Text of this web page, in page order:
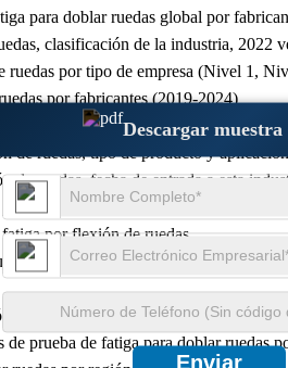
Descargar
Enviar
para doblar ruedas global por
clasificación de la industria, 2022
ruedas por tipo de empresa (Nivel 1,
por fabricantes (2019-2024)
ruedas, sitios de fabricación y Sede
de ruedas, tipo de producto y aplicación
de ruedas, fecha de entrada a esta
de fatiga por flexión de ruedas
por flexión de ruedas
de prueba de fatiga para doblar
prueba de fatiga para doblar ruedas